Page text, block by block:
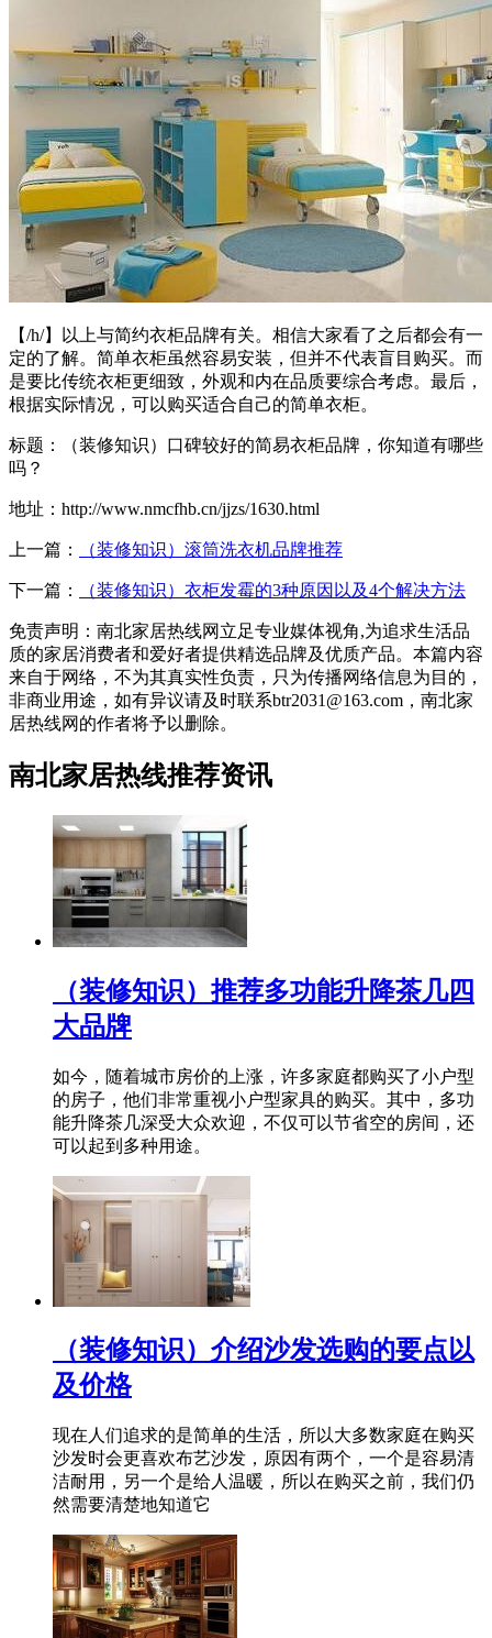
【/h/】以上与简约衣柜品牌有关。相信大家看了之后都会有一
定的了解。简单衣柜虽然容易安装，但并不代表盲目购买。而
是要比传统衣柜更细致，外观和内在品质要综合考虑。最后，
根据实际情况，可以购买适合自己的简单衣柜。
标题：（装修知识）口碑较好的简易衣柜品牌，你知道有哪些
吗？
地址：http://www.nmcfhb.cn/jjzs/1630.html
上一篇： （装修知识）滚筒洗衣机品牌推荐
下一篇： （装修知识）衣柜发霉的3种原因以及4个解决方法
免责声明：南北家居热线网立足专业媒体视角,为追求生活品
质的家居消费者和爱好者提供精选品牌及优质产品。本篇内容
来自于网络，不为其真实性负责，只为传播网络信息为目的，
非商业用途，如有异议请及时联系btr2031@163.com，南北家
居热线网的作者将予以删除。
南北家居热线推荐资讯
（装修知识）推荐多功能升降茶几四
大品牌
如今，随着城市房价的上涨，许多家庭都购买了小户型
的房子，他们非常重视小户型家具的购买。其中，多功
能升降茶几深受大众欢迎，不仅可以节省空的房间，还
可以起到多种用途。
（装修知识）介绍沙发选购的要点以
及价格
现在人们追求的是简单的生活，所以大多数家庭在购买
沙发时会更喜欢布艺沙发，原因有两个，一个是容易清
洁耐用，另一个是给人温暖，所以在购买之前，我们仍
然需要清楚地知道它